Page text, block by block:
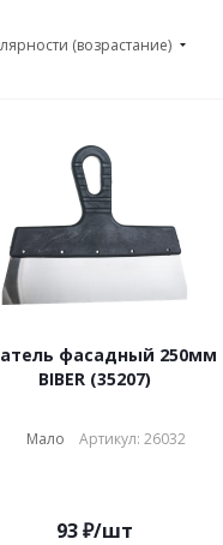
(возрастание)
фасадный 250мм
BIBER (35207)
Мало Артикул: 26032
93₽/шт